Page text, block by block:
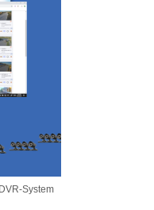
System